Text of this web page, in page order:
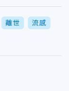
離世 流感